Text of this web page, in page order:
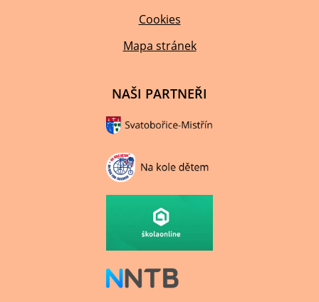
Cookies
Mapa stránek
NAŠI PARTNEŘI